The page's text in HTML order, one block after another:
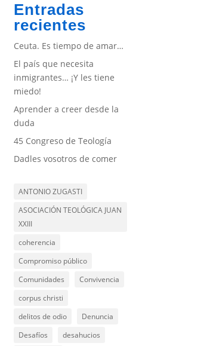
Entradas
recientes
Ceuta. Es tiempo de amar…
El país que necesita
inmigrantes… ¡Y les tiene
miedo!
Aprender a creer desde la
duda
45 Congreso de Teología
Dadles vosotros de comer
ANTONIO ZUGASTI
ASOCIACIÓN TEOLÓGICA JUAN
XXIII
coherencia
Compromiso público
Comunidades
Convivencia
corpus christi
delitos de odio
Denuncia
Desafíos
desahucios